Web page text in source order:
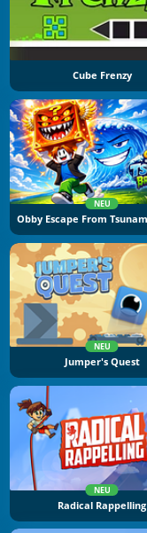
Cube Frenzy
NEU
NEU
Jumper's Quest
NEU
Radical Rappelling